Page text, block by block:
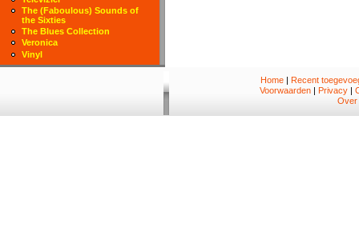
The (Faboulous) Sounds of
the Sixties
The Blues Collection
Veronica
Vinyl
Home|
Recent
Voorwaarden
Privacy
Over